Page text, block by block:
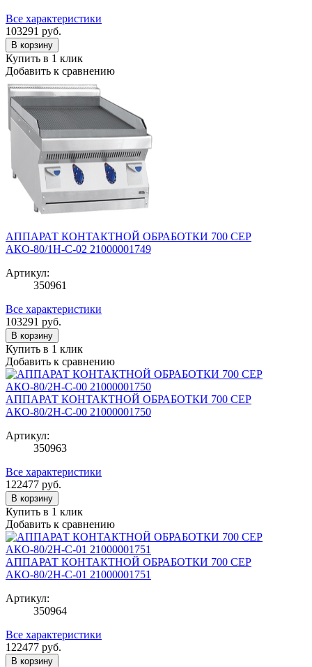
Все характеристики
103291 руб.
В корзину
Купить в 1 клик
Добавить к сравнению
АППАРАТ КОНТАКТНОЙ ОБРАБОТКИ 700 СЕР
АКО-80/1Н-С-02 21000001749
Артикул:
350961
Все характеристики
103291 руб.
В корзину
Купить в 1 клик
Добавить к сравнению
АППАРАТ КОНТАКТНОЙ ОБРАБОТКИ 700 СЕР
АКО-80/2Н-С-00 21000001750
Артикул:
350963
Все характеристики
122477 руб.
В корзину
Купить в 1 клик
Добавить к сравнению
АППАРАТ КОНТАКТНОЙ ОБРАБОТКИ 700 СЕР
АКО-80/2Н-С-01 21000001751
Артикул:
350964
Все характеристики
122477 руб.
В корзину